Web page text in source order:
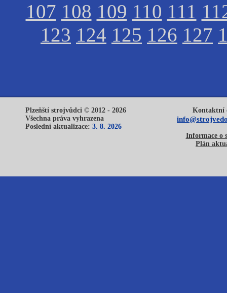
107 108 109 110 111
123 124 125 126 127
Plzeňští strojvůdci © 2012 - 2026
Všechna práva vyhrazena
Poslední aktualizace: 3. 8. 2026
Kontaktní
Informace o
Plán